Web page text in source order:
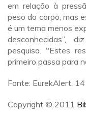
em relação à
peso do corpo, mas
é um tema menos
desconhecidas”,
pesquisa. "Estes
primeiro passa para
Fonte: EurekAlert,
Copyright © 2011